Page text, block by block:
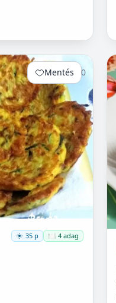
Mentés 0
35 p 🍽️ 4 adag